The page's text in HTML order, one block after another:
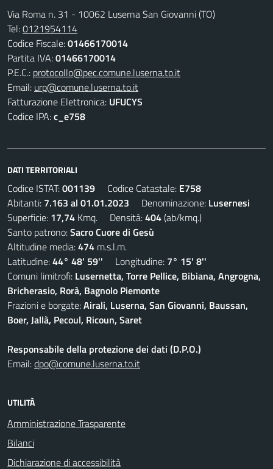
Via Roma n. 31 - 10062 Luserna San Giovanni (TO)
Tel:0121954114
Codice Fiscale:01466170014
Partita IVA:01466170014
P.E.C.: protocollo@pec.comune.luserna.to.it
Email: urp@comune.luserna.to.it
Fatturazione Elettronica: UFUCYS
Codice IPA:c_e758
DATI TERRITORIALI
Codice ISTAT:001139 Codice Catastale: E758
Abitanti: 7.163 al 01.01.2023 Denominazione: Lusernesi
Superficie: 17,74 Kmq. Densità:404(ab/kmq.)
Santo patrono:Sacro Cuore di Gesù
Altitudine media:474 m.s.l.m.
Latitudine:44° 48' 59'' Longitudine: 7° 15' 8''
Comuni limitrofi: Lusernetta, Torre Pellice, Bibiana, Angrogna,
Bricherasio, Rorà, Bagnolo Piemonte
Frazioni e borgate:Airali, Luserna, San Giovanni, Baussan,
Boer, Jallà, Pecoul, Ricoun, Saret
Responsabile della protezione dei dati (D.P.O.)
Email:dpo@comune.luserna.to.it
UTILITÀ
Amministrazione Trasparente
Bilanci
Dichiarazione di accessibilità